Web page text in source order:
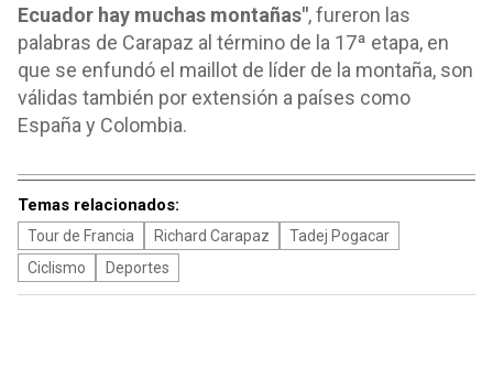
Ecuador hay muchas montañas", fureron las
palabras de Carapaz al término de la 17ª etapa, en
que se enfundó el maillot de líder de la montaña, son
válidas también por extensión a países como
España y Colombia.
Temas relacionados:
Tour de Francia Richard Carapaz
Tadej Pogacar
Ciclismo
Deportes